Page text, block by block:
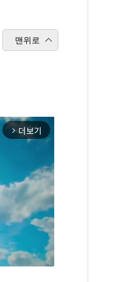
맨위로
arrow_forward_ios 더보기